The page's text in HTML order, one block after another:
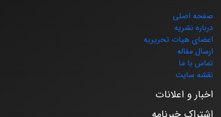
صفحه اصلی
درباره نشریه
اعضای هیات تحریریه
ارسال مقاله
تماس با ما
نقشه سایت
اخبار و اعلانات